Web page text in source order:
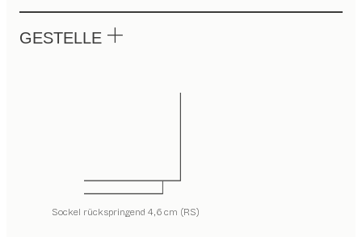
GESTELLE
Sockel rückspringend 4,6 cm (RS)